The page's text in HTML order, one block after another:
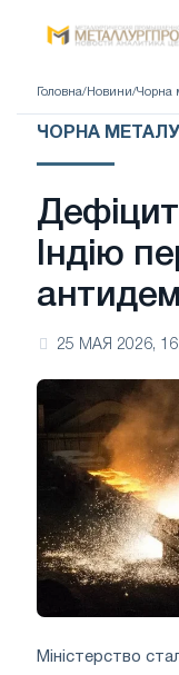
Головна/ Новини/Чорна
ЧОРНА
Індію
25 МАЯ 2026,
Міністерство